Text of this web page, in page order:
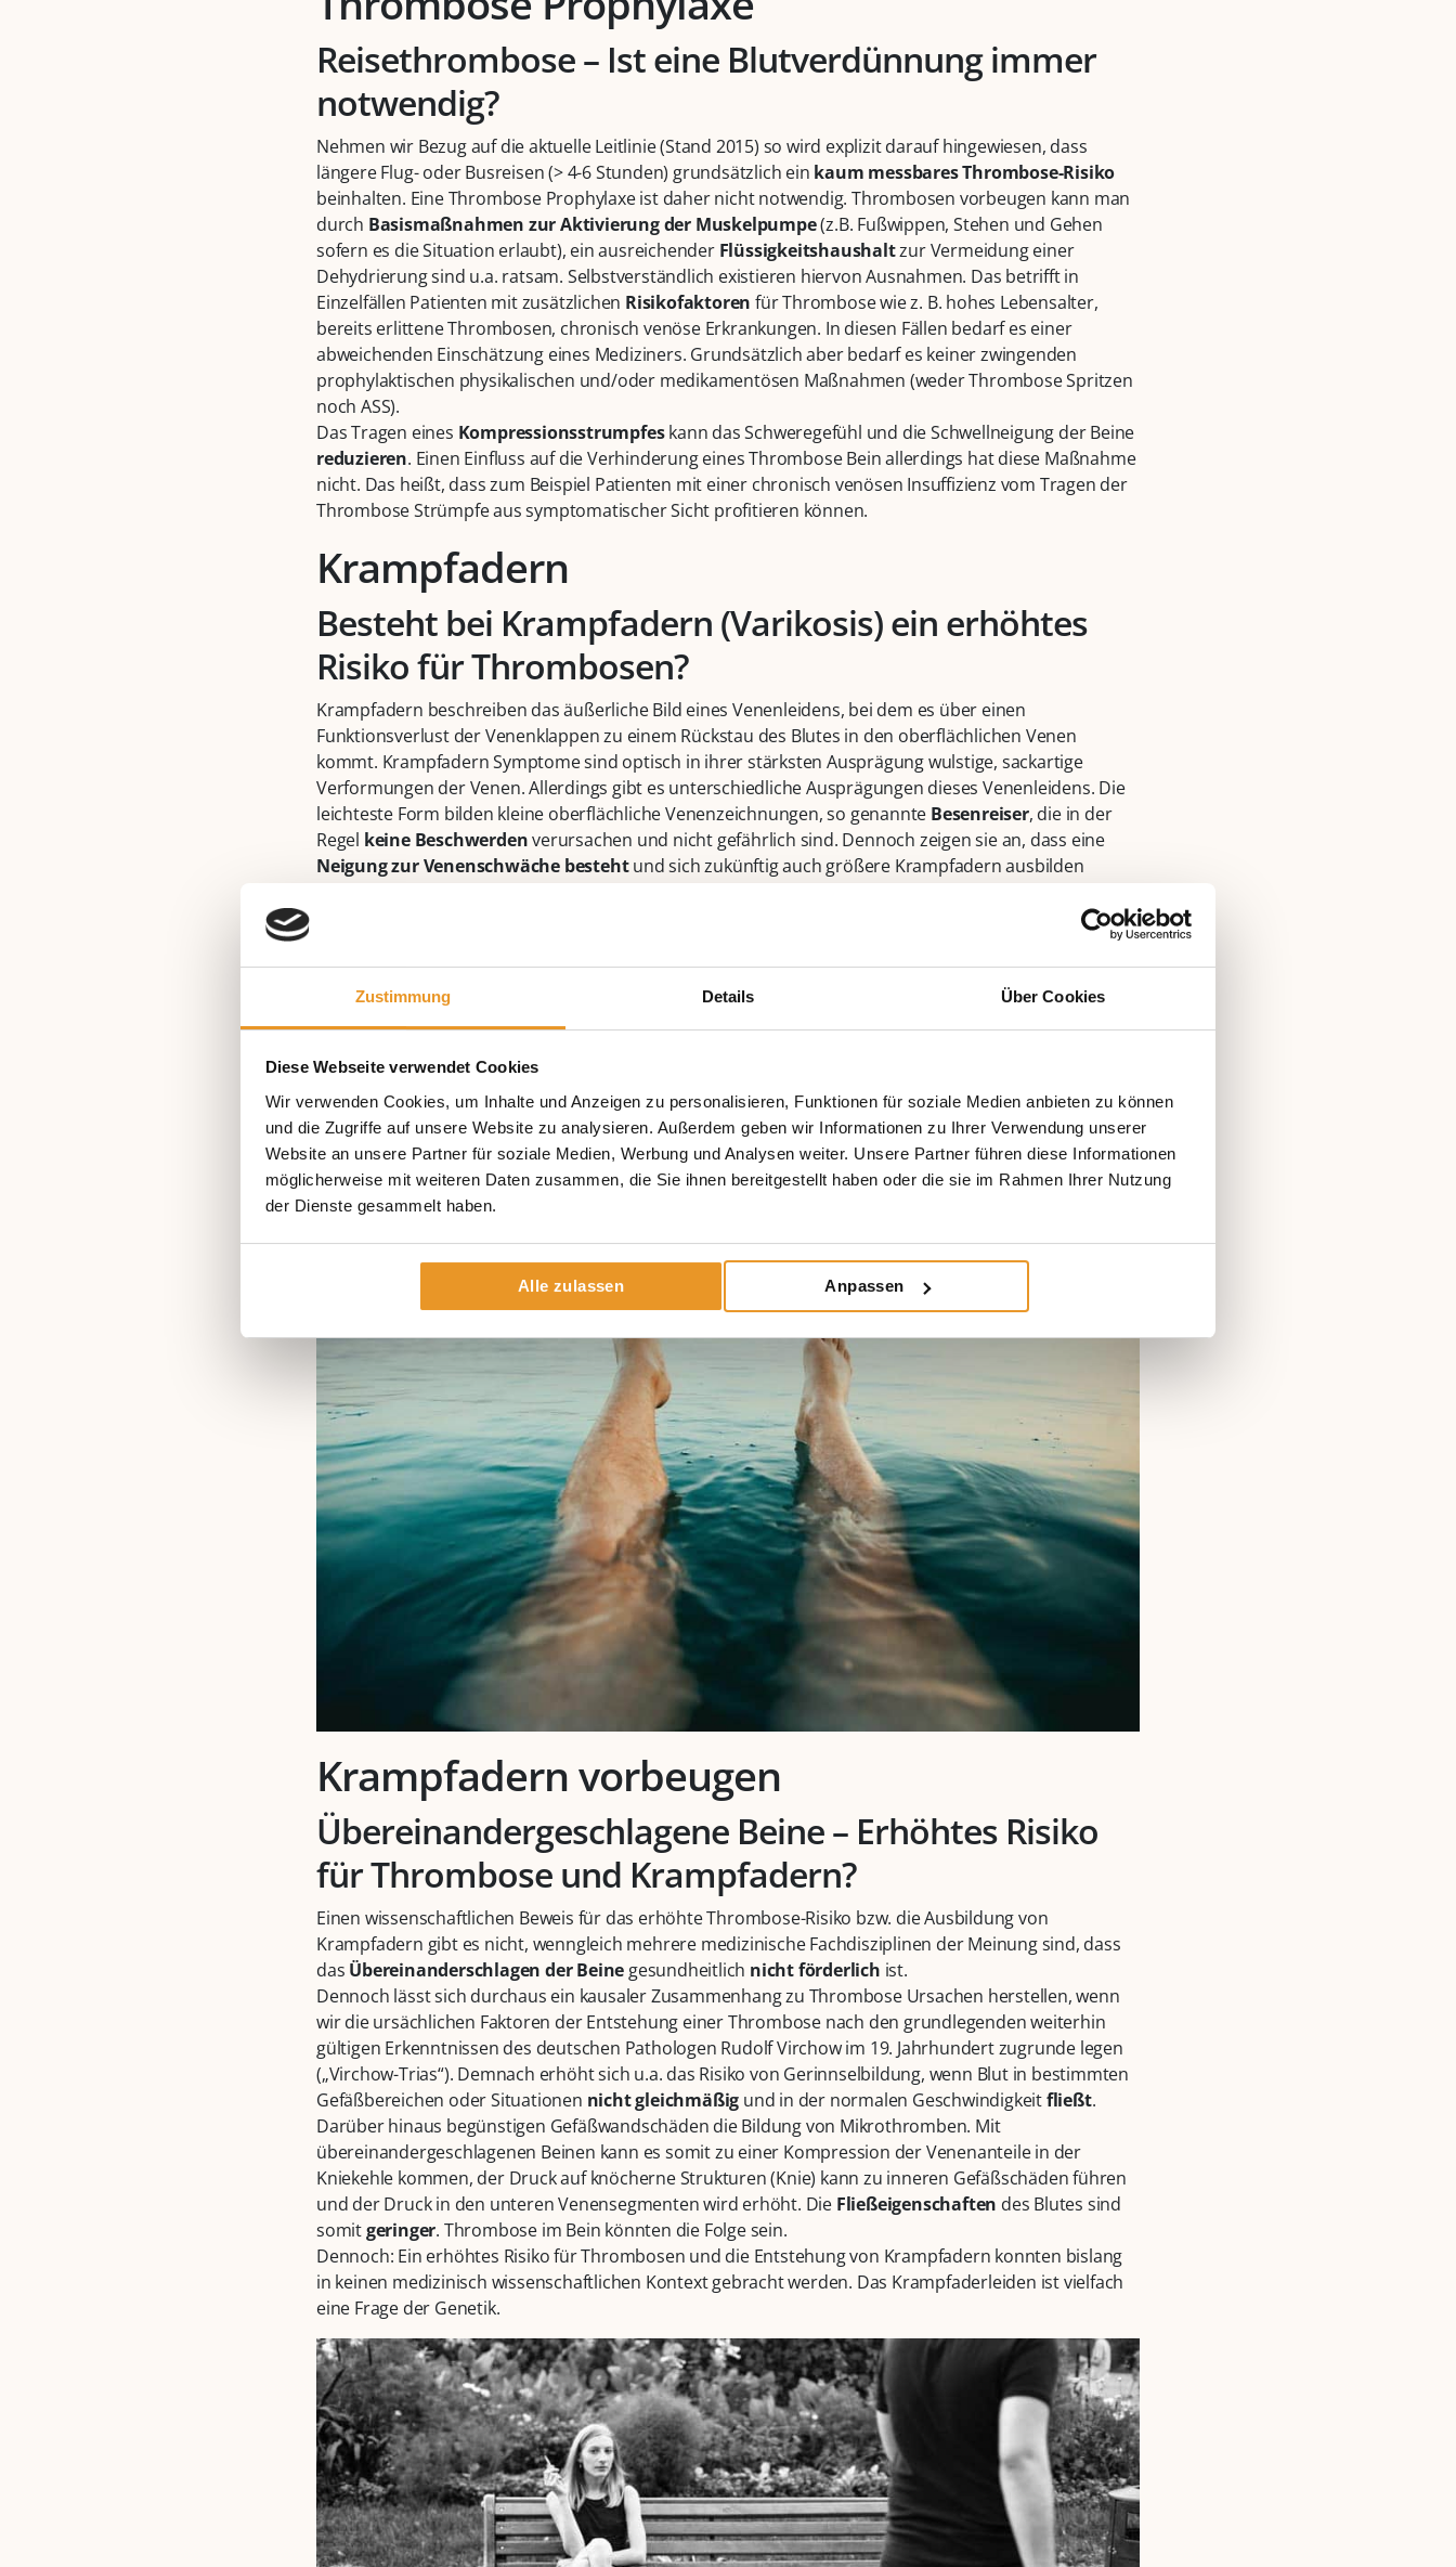
Zustimmung Details Über Cookies
Diese Webseite verwendet Cookies
Wir verwenden Cookies, um Inhalte und Anzeigen zu personalisieren, Funktionen für soziale Medien anbieten zu können
und die Zugriffe auf unsere Website zu analysieren. Außerdem geben wir Informationen zu Ihrer Verwendung unserer
Website an unsere Partner für soziale Medien, Werbung und Analysen weiter. Unsere Partner führen diese Informationen
möglicherweise mit weiteren Daten zusammen, die Sie ihnen bereitgestellt haben oder die sie im Rahmen Ihrer Nutzung
der Dienste gesammelt haben.
Anpassen
Alle zulassen
Reisethrombose – Ist eine Blutverdünnung immer
notwendig?
Nehmen wir Bezug auf die aktuelle Leitlinie (Stand 2015) so wird explizit darauf hingewiesen, dass
längere Flug- oder Busreisen (> 4-6 Stunden) grundsätzlich ein kaum messbares Thrombose-Risiko
beinhalten. Eine Thrombose Prophylaxe ist daher nicht notwendig. Thrombosen vorbeugen kann man
durch Basismaßnahmen zur Aktivierung der Muskelpumpe(z.B. Fußwippen, Stehen und Gehen
sofern es die Situation erlaubt), ein ausreichender Flüssigkeitshaushaltzur Vermeidung einer
Dehydrierung sind u.a. ratsam. Selbstverständlich existieren hiervon Ausnahmen. Das betrifft in
Einzelfällen Patienten mit zusätzlichen Risikofaktoren für Thrombose wie z. B. hohes Lebensalter,
bereits erlittene Thrombosen, chronisch venöse Erkrankungen. In diesen Fällen bedarf es einer
abweichenden Einschätzung eines Mediziners. Grundsätzlich aber bedarf es keiner zwingenden
prophylaktischen physikalischen und/oder medikamentösen Maßnahmen (weder Thrombose Spritzen
noch ASS).
Das Tragen eines Kompressionsstrumpfeskann das Schweregefühl und die Schwellneigung der Beine
reduzieren. Einen Einfluss auf die Verhinderung eines Thrombose Bein allerdings hat diese Maßnahme
nicht. Das heißt, dass zum Beispiel Patienten mit einer chronisch venösen Insuffizienz vom Tragen der
Thrombose Strümpfe aus symptomatischer Sicht profitieren können.
Krampfadern
Besteht bei Krampfadern (Varikosis) ein erhöhtes
Risiko für Thrombosen?
Krampfadern beschreiben das äußerliche Bild eines Venenleidens, bei dem es über einen
Funktionsverlust der Venenklappen zu einem Rückstau des Blutes in den oberflächlichen Venen
kommt. Krampfadern Symptome sind optisch in ihrer stärksten Ausprägung wulstige, sackartige
Verformungen der Venen. Allerdings gibt es unterschiedliche Ausprägungen dieses Venenleidens. Die
leichteste Form bilden kleine oberflächliche Venenzeichnungen, so genannte Besenreiser, die in der
Regel keine Beschwerdenverursachen und nicht gefährlich sind. Dennoch zeigen sie an, dass eine
Neigung zur Venenschwäche bestehtund sich zukünftig auch größere Krampfadern ausbilden
Ausbildung der Krampfadern. Wenn große, kräftige Krampfadern unbehandelt bleiben, können diese
steigt
das Risikofür die Bildung einerThrombose. Je nach Ausprägung und Ausdehnung der Thrombose
können weitere Komplikationen entstehen zum Beispiel dann, wenn sich ein Teil der Thrombose löst,
mit dem Blutstrom schwimmt (Embolie) und wichtige Gefäße verstopft (Lungenembolie). Eine im Jahr
Thrombose bei Varikosis. Hiernach war das Krampfaderleiden mit einem 5fach erhöhten Thrombose –
Risiko assoziiert. Diese Untersuchungen stützen die Ergebnisse einer Heidelberger Studie aus dem
Jahre 2012, in denen ebenfalls das Erkrankungsrisiko einer Thrombose mit der Varikosis
vergesellschaftet war.
Krampfadern vorbeugen
Übereinandergeschlagene Beine – Erhöhtes Risiko
für Thrombose und Krampfadern?
Einen wissenschaftlichen Beweis für das erhöhte Thrombose-Risiko bzw. die Ausbildung von
Krampfadern gibt es nicht, wenngleich mehrere medizinische Fachdisziplinen der Meinung sind, dass
das Übereinanderschlagen der Beine gesundheitlich nicht förderlich ist.
Dennoch lässt sich durchaus ein kausaler Zusammenhang zu Thrombose Ursachen herstellen, wenn
wir die ursächlichen Faktoren der Entstehung einer Thrombose nach den grundlegenden weiterhin
gültigen Erkenntnissen des deutschen Pathologen Rudolf Virchow im 19. Jahrhundert zugrunde legen
(„Virchow-Trias“). Demnach erhöht sich u.a. das Risiko von Gerinnselbildung, wenn Blut in bestimmten
Gefäßbereichen oder Situationen nicht gleichmäßig und in der normalen Geschwindigkeitfließt.
Darüber hinaus begünstigen Gefäßwandschäden die Bildung von Mikrothromben. Mit
übereinandergeschlagenen Beinen kann es somit zu einer Kompression der Venenanteile in der
Kniekehle kommen, der Druck auf knöcherne Strukturen (Knie) kann zu inneren Gefäßschäden führen
und der Druck in den unteren Venensegmenten wird erhöht. Die Fließeigenschaften des Blutes sind
somitgeringer. Thrombose im Bein könnten die Folge sein.
Dennoch: Ein erhöhtes Risiko für Thrombosen und die Entstehung von Krampfadern konnten bislang
in keinen medizinisch wissenschaftlichen Kontext gebracht werden. Das Krampfaderleiden ist vielfach
eine Frage der Genetik.